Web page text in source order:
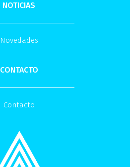
NOTICIAS
Novedades
CONTACTO
Contacto